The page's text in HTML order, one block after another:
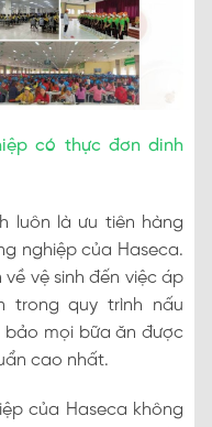
có thực đơn dinh
luôn là ưu tiên hàng
nghiệp của Haseca.
về vệ sinh đến việc áp
trong quy trình nấu
mọi bữa ăn được
cao nhất.
của Haseca không